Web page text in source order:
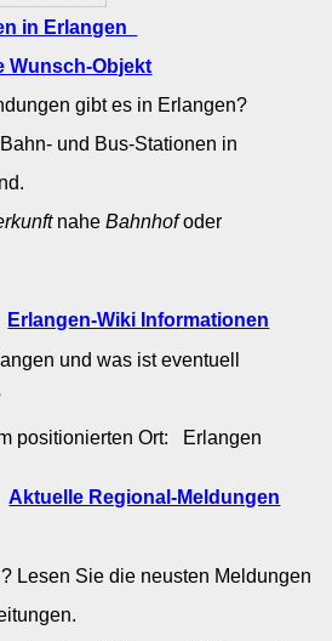
in Erlangen
gibt es in Erlangen?
und Bus-Stationen in
naheBahnhofoder
Erlangen-Wiki Informationen
und was ist eventuell
positionierten Ort: Erlangen
Aktuelle Regional-Meldungen
Lesen Sie die neusten Meldungen